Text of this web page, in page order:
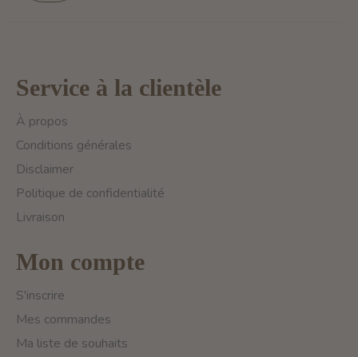
Service à la clientèle
À propos
Conditions générales
Disclaimer
Politique de confidentialité
Livraison
Mon compte
S'inscrire
Mes commandes
Ma liste de souhaits